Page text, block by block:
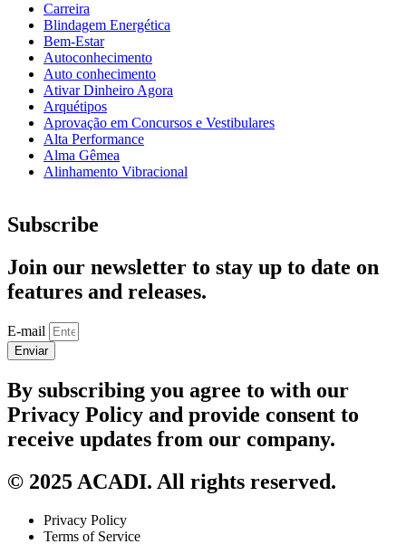
Carreira
Blindagem Energética
Bem-Estar
Autoconhecimento
Auto conhecimento
Ativar Dinheiro Agora
Arquétipos
Aprovação em Concursos e Vestibulares
Alta Performance
Alma Gêmea
Alinhamento Vibracional
Subscribe
Join our newsletter to stay up to date on
features and releases.
E-mail
Enviar
By subscribing you agree to with our
Privacy Policy and provide consent to
receive updates from our company.
© 2025 ACADI. All rights reserved.
Privacy Policy
Terms of Service